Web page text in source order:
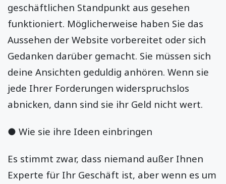
geschäftlichen Standpunkt aus gesehen
funktioniert. Möglicherweise haben Sie das
Aussehen der Website vorbereitet oder sich
Gedanken darüber gemacht. Sie müssen sich
deine Ansichten geduldig anhören. Wenn sie
jede Ihrer Forderungen widerspruchslos
abnicken, dann sind sie ihr Geld nicht wert.
● Wie sie ihre Ideen einbringen
Es stimmt zwar, dass niemand außer Ihnen
Experte für Ihr Geschäft ist, aber wenn es um